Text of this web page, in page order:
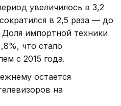
увеличилось в 3,2
в 2,5 раза — до
импортной техники
что стало
с 2015 года.
остается
на